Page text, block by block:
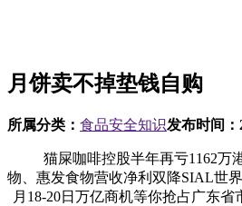
月饼卖不掉垫钱自购
所属分类： 食品安全知识发布时间：
猫屎咖啡控股半年再亏1162万
物、惠发食物营收净利双降SIAL世
月18-20日万亿商机等你抢占广东